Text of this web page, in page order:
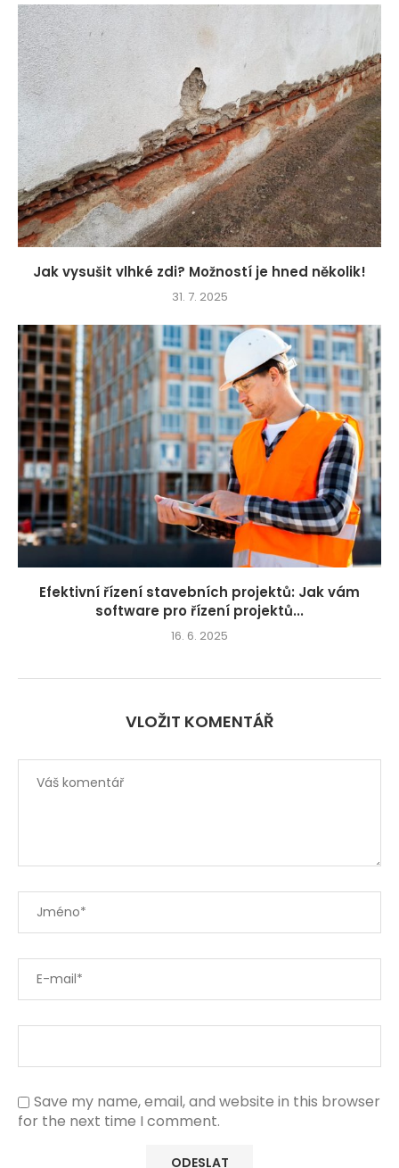
Jak vysušit vlhké zdi? Možností je hned několik!
31. 7. 2025
Efektivní řízení stavebních projektů: Jak vám
software pro řízení projektů...
16. 6. 2025
VLOŽIT KOMENTÁŘ
Save my name, email, and website in this browser
for the next time I comment.